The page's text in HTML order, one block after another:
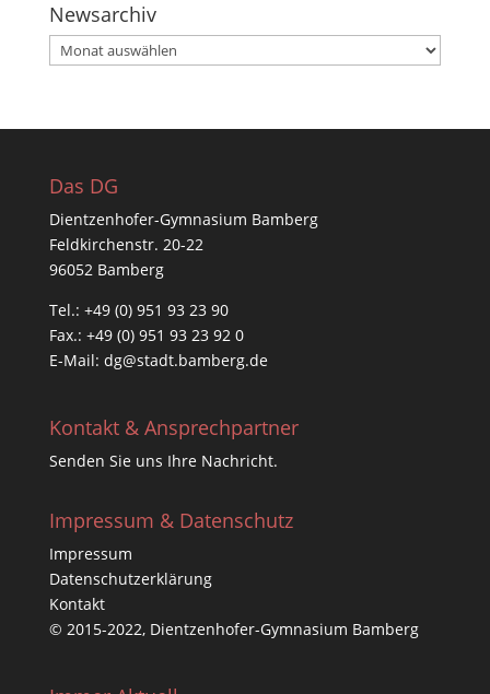
Newsarchiv
Newsarchiv
Das DG
Dientzenhofer-Gymnasium Bamberg
Feldkirchenstr. 20-22
96052 Bamberg
Tel.: +49 (0) 951 93 23 90
Fax.: +49 (0) 951 93 23 92 0
E-Mail: dg@stadt.bamberg.de
Kontakt & Ansprechpartner
Senden Sie uns Ihre Nachricht.
Impressum & Datenschutz
Impressum
Datenschutzerklärung
Kontakt
© 2015-2022, Dientzenhofer-Gymnasium Bamberg